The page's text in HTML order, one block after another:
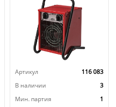
Артикул
116 083
В наличии
3
Мин. партия
1